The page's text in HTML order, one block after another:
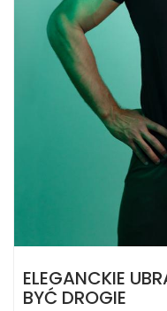
ELEGANCKIE
BYĆ DROGIE